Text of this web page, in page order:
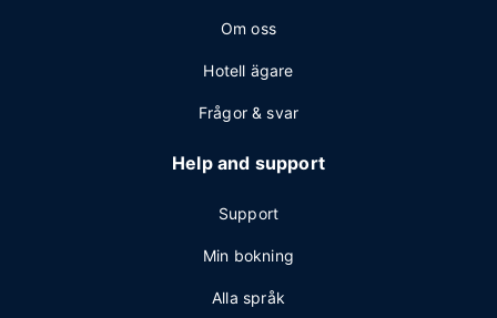
Om oss
Hotell ägare
Frågor & svar
Help and support
Support
Min bokning
Alla språk